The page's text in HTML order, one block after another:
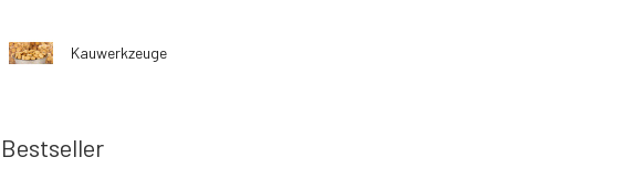
Kauwerkzeuge
Bestseller